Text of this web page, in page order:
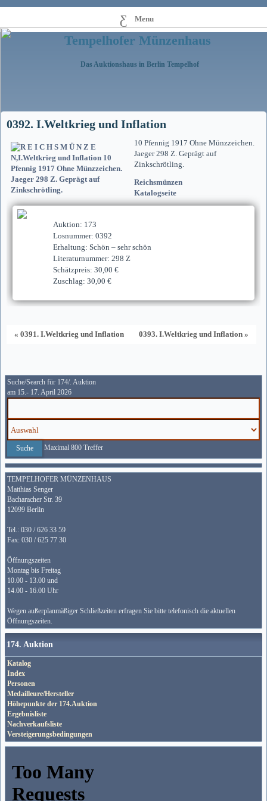
Menu
Tempelhofer Münzenhaus
Das Auktionshaus in Berlin Tempelhof
0392. I.Weltkrieg und Inflation
10 Pfennig 1917 Ohne Münzzeichen.
Jaeger 298 Z. Geprägt auf
Zinkschrötling.
Reichsmünzen
Katalogseite
Auktion: 173
Losnummer: 0392
Erhaltung: Schön – sehr schön
Literaturnummer: 298 Z
Schätzpreis: 30,00 €
Zuschlag: 30,00 €
« 0391. I.Weltkrieg und Inflation 0393. I.Weltkrieg und Inflation »
Suche/Search für 174/. Auktion
am 15.- 17. April 2026
Maximal 800 Treffer
TEMPELHOFER MÜNZENHAUS
Matthias Senger
Bacharacher Str. 39
12099 Berlin
Tel.: 030 / 626 33 59
Fax: 030 / 625 77 30
Öffnungszeiten
Montag bis Freitag
10.00 - 13.00 und
14.00 - 16.00 Uhr
Wegen außerplanmäßiger Schließzeiten erfragen Sie bitte telefonisch die aktuellen
Öffnungszeiten.
174. Auktion
Katalog
Index
Personen
Medailleure/Hersteller
Höhepunkte der 174.Auktion
Ergebnisliste
Nachverkaufsliste
Versteigerungsbedingungen